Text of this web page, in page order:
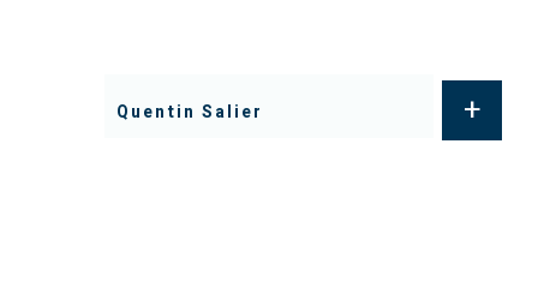
Quentin Salier +